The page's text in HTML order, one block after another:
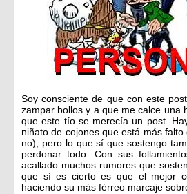
Soy consciente de que con este
zampar bollos y a que me calce una
que este tío se merecía un post.
niñato de cojones que está más
no), pero lo que sí que sostengo
perdonar todo. Con sus
acallado muchos rumores que
que sí es cierto es que el mejor
haciendo su más férreo marcaje